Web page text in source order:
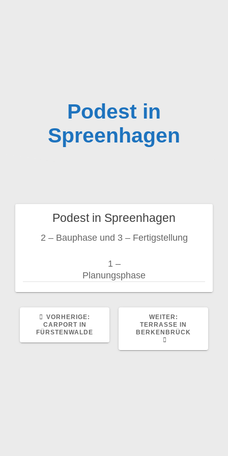
Podest in
Spreenhagen
Podest in Spreenhagen
2 – Bauphase und 3 – Fertigstellung
1 –
Planungsphase
Beitragsnavigation
VORHERIGE:
CARPORT IN
FÜRSTENWALDE
WEITER:
BEITRAG:
TERRASSE IN
BERKENBRÜCK